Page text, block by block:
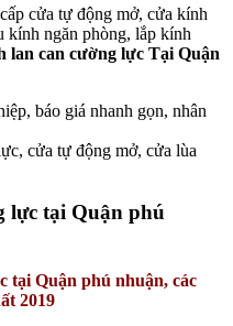
cửa tự động mở, cửa kính
kính ngăn phòng, lắp kính
lan can cường lực Tại Quận
báo giá nhanh gọn, nhân
cửa tự động mở, cửa lùa
lực tại Quận phú
tại Quận phú nhuận, các
2019